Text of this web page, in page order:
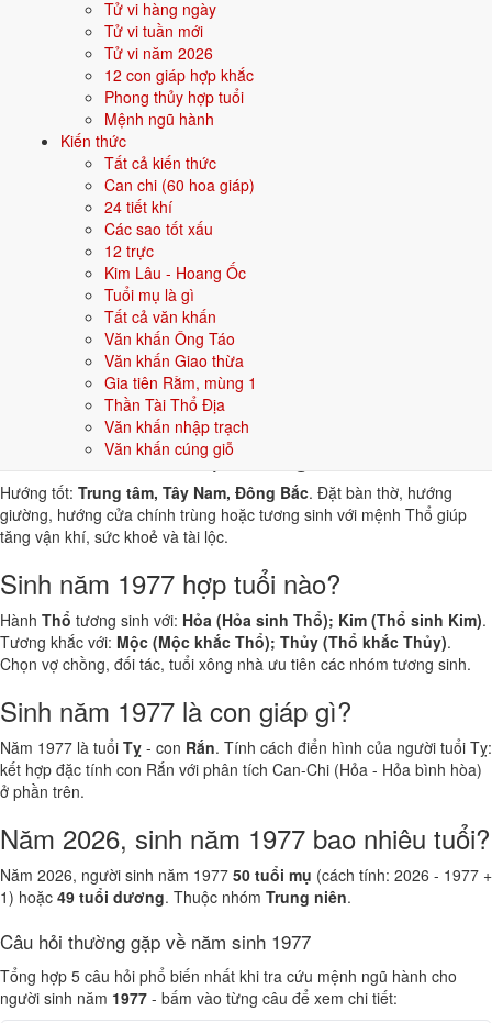
Tử vi hàng ngày
Tử vi tuần mới
Tử vi năm 2026
12 con giáp hợp khắc
Phong thủy hợp tuổi
Mệnh ngũ hành
Kiến thức
Tất cả kiến thức
Can chi (60 hoa giáp)
24 tiết khí
Các sao tốt xấu
12 trực
Kim Lâu - Hoang Ốc
Tuổi mụ là gì
Tất cả văn khấn
Văn khấn Ông Táo
Văn khấn Giao thừa
Gia tiên Rằm, mùng 1
Thần Tài Thổ Địa
Văn khấn nhập trạch
Văn khấn cúng giỗ
bộ chữ Hán thuộc hành bản mệnh hoặc hành tương sinh; tránh bộ chữ
thuộc hành tương khắc. Dưới đây là gợi ý cho
👧 Nữ
Gợi ý tên đẹp cho Nam mệnh Thổ:
Đại Phong Hoàng Sơn
Sinh năm 1977 hợp gì - kỵ gì
Người sinh năm1977mệnh
hợp các yếu tố thuộc bản mệnh và
tương sinh, kỵ các yếu tố tương khắc. Cụ thể trên 5 phương diện:
Sinh năm 1977 hợp màu gì?
Người mệnhThổsinh năm 1977 nên ưu tiên các màu thuộc bản mệnh
và màu tương sinh:Vàng đất, Nâu, Be
nhà, vật phẩm phong thuỷ.
Sinh năm 1977 hợp hướng nào?
Hướng tốt: Trung tâm, Tây Nam, Đông Bắc. Đặt bàn thờ, hướng
giường, hướng cửa chính trùng hoặc tương sinh với mệnh Thổ giúp
tăng vận khí, sức khoẻ và tài lộc.
Sinh năm 1977 hợp tuổi nào?
Hành Thổ tương sinh với: Hỏa (Hỏa sinh Thổ); Kim (Thổ sinh Kim).
Tương khắc với: Mộc (Mộc khắc Thổ); Thủy (Thổ khắc Thủy).
Chọn vợ chồng, đối tác, tuổi xông nhà ưu tiên các nhóm tương sinh.
Sinh năm 1977 là con giáp gì?
Năm 1977 là tuổi Tỵ - con Rắn. Tính cách điển hình của người tuổi Tỵ:
kết hợp đặc tính con Rắn với phân tích Can-Chi (Hỏa - Hỏa bình hòa)
ở phần trên.
Năm 2026, sinh năm 1977 bao nhiêu tuổi?
Năm 2026, người sinh năm 1977 50 tuổi mụ (cách tính: 2026 - 1977 +
1) hoặc 49 tuổi dương. Thuộc nhóm Trung niên.
Câu hỏi thường gặp về năm sinh 1977
Tổng hợp 5 câu hỏi phổ biến nhất khi tra cứu mệnh ngũ hành cho
người sinh năm 1977 - bấm vào từng câu để xem chi tiết: